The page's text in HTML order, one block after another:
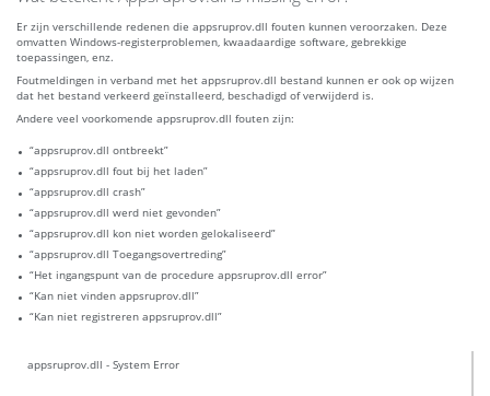
Er zijn verschillende redenen die appsruprov.dll fouten kunnen veroorzaken. Deze
omvatten Windows-registerproblemen, kwaadaardige software, gebrekkige
toepassingen, enz.
Foutmeldingen in verband met het appsruprov.dll bestand kunnen er ook op wijzen
dat het bestand verkeerd geïnstalleerd, beschadigd of verwijderd is.
Andere veel voorkomende appsruprov.dll fouten zijn:
“appsruprov.dll ontbreekt”
“appsruprov.dll fout bij het laden”
“appsruprov.dll crash”
“appsruprov.dll werd niet gevonden”
“appsruprov.dll kon niet worden gelokaliseerd”
“appsruprov.dll Toegangsovertreding”
“Het ingangspunt van de procedure appsruprov.dll error”
“Kan niet vinden appsruprov.dll”
“Kan niet registreren appsruprov.dll”
appsruprov.dll - System Error